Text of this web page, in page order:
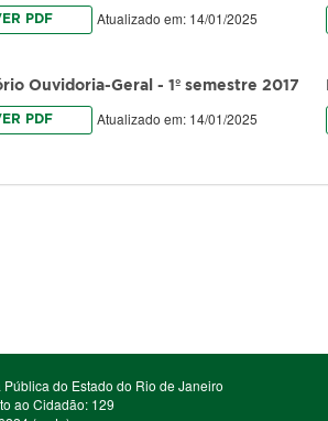
PDF Atualizado em: 14/01/2025
Ouvidoria-Geral - 1º semestre 2017
PDF Atualizado em: 14/01/2025
Pública do Estado do Rio de Janeiro
ao Cidadão: 129